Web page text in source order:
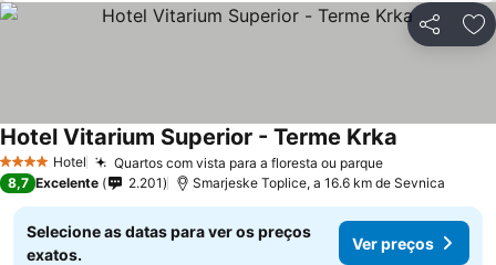
Partilhar
4 EstrelasHotel Quartos com vista para a floresta ou parque
Hotel Vitarium Superior - Terme Krka
8,7 Excelente 2.201 Smarjeske Toplice, a 16.6 km de Sevnica
Selecione as datas para ver os preços
exatos.
Ver preços